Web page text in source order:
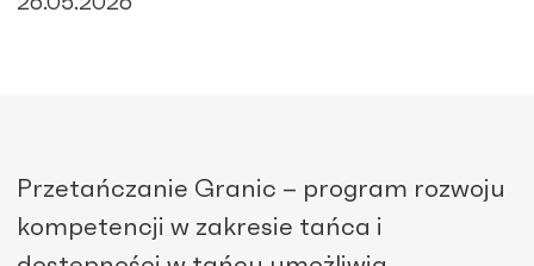
Przetańczanie Granic – program rozwoju
kompetencji w zakresie tańca i